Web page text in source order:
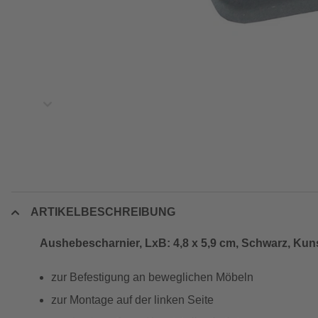
ARTIKELBESCHREIBUNG
Aushebescharnier, LxB: 4,8 x 5,9 cm, Schwarz,
zur Befestigung an beweglichen Möbeln
zur Montage auf der linken Seite